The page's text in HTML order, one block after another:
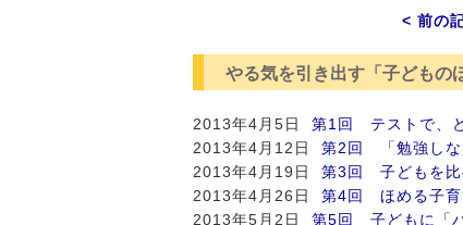
< 前の
やる気を引き出す「子ども
2013年4月5日 第1回 テストで、
2013年4月12日 第2回 「勉強しな
2013年4月19日 第3回 子どもを比
2013年4月26日 第4回 ほめる子育
2013年5月2日 第5回 子どもに「